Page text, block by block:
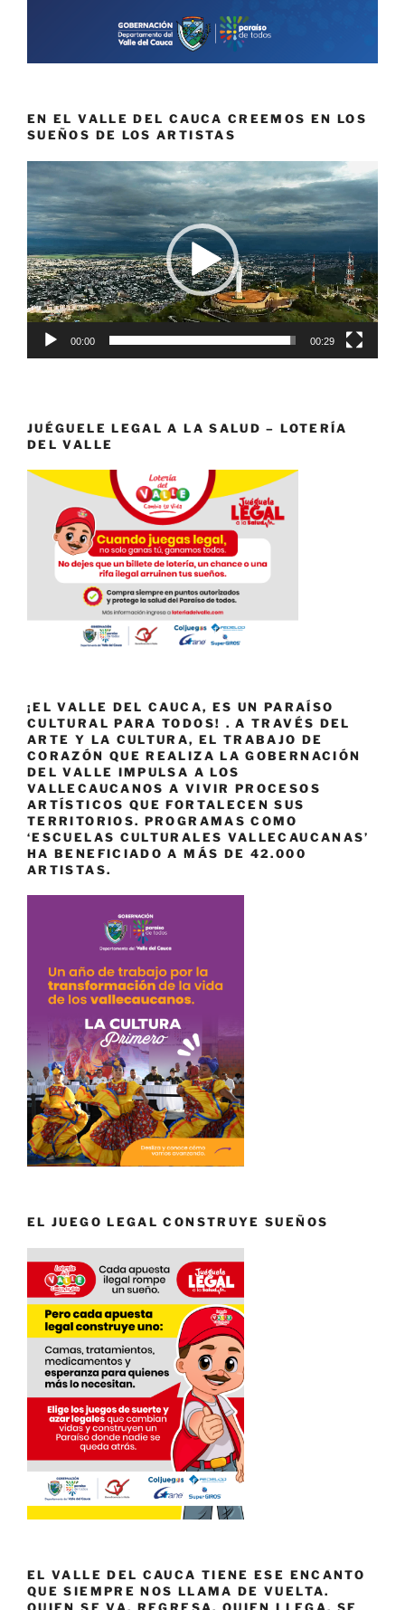
EN EL VALLE DEL CAUCA CREEMOS EN LOS
SUEÑOS DE LOS ARTISTAS
Reproductor
de
vídeo
00:00 00:29
JUÉGUELE LEGAL A LA SALUD – LOTERÍA
DEL VALLE
¡EL VALLE DEL CAUCA, ES UN PARAÍSO
CULTURAL PARA TODOS! . A TRAVÉS DEL
ARTE Y LA CULTURA, EL TRABAJO DE
CORAZÓN QUE REALIZA LA GOBERNACIÓN
DEL VALLE IMPULSA A LOS
VALLECAUCANOS A VIVIR PROCESOS
ARTÍSTICOS QUE FORTALECEN SUS
TERRITORIOS. PROGRAMAS COMO
‘ESCUELAS CULTURALES VALLECAUCANAS’
HA BENEFICIADO A MÁS DE 42.000
ARTISTAS.
EL JUEGO LEGAL CONSTRUYE SUEÑOS
EL VALLE DEL CAUCA TIENE ESE ENCANTO
QUE SIEMPRE NOS LLAMA DE VUELTA.
QUIEN SE VA, REGRESA. QUIEN LLEGA, SE